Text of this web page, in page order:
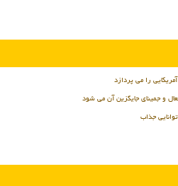
را می پردازد
و جمینای جایگزین آن می شود